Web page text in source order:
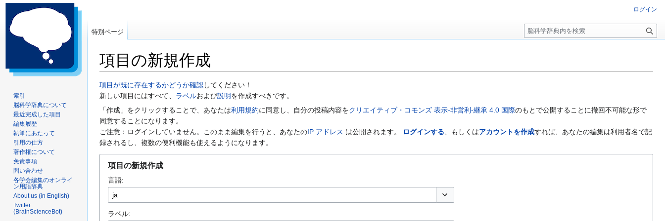
項目の新規作成
ナ
ビ
ゲ
ー
シ
ョ
検
索
に
移
動
項目が既に存在するかどうか確認してください！
新しい項目にはすべて、 ラベルおよび説明を作成すべきです。
「作成」をクリックすることで、あなたは利用規約に同意し、自分の投稿内容をクリエイティブ・コモンズ 表示-非営利-継承 4.0 国際のもとで公開することに撤回不可能な形で
同意することになります。
ご注意：ログインしていません。このまま編集を行うと、あなたのIP アドレス は公開されます。 ログインする、もしくはアカウントを作成すれば、あなたの編集は利用者名で記
録されるし、複数の便利機能も使えるようになります。
項目の新規作成
言語:
ラベル:
ログイン
特別ページ
検
索
索引
脳科学辞典について
最近完成した項目
編集履歴
執筆にあたって
引用の仕方
著作権について
免責事項
問い合わせ
各学会編集のオンライ
ン用語辞典
About us (in English)
Twitter
(BrainScienceBot)